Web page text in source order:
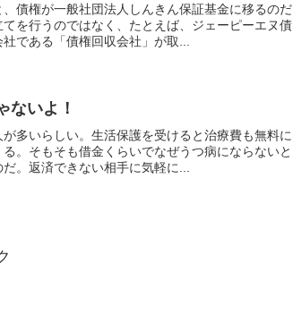
債権が一般社団法人しんきん保証基金に移るのだ
を行うのではなく、たとえば、ジェーピーエヌ債
である「債権回収会社」が取...
ないよ！
多いらしい。生活保護を受けると治療費も無料に
。そもそも借金くらいでなぜうつ病にならないと
。返済できない相手に気軽に...